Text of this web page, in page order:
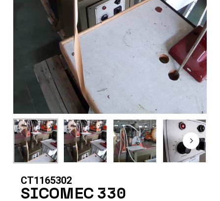
CT1165302
SICOMEC 330